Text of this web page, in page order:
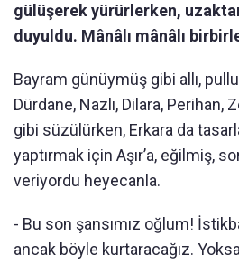
gülüşerek yürürlerken,
duyuldu. Mânâlı mânâlı
Bayram günüymüş gibi allı,
Dürdane, Nazlı, Dilara, Perihan,
gibi süzülürken, Erkara da
yaptırmak için Aşır’a, eğilmiş,
veriyordu heyecanla.
- Bu son şansımız oğlum!
ancak böyle kurtaracağız.